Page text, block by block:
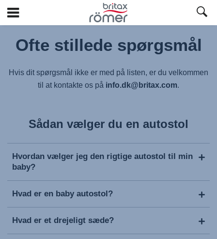
Spring
hovedindhold
Ofte stillede spørgsmål
Hvis dit spørgsmål ikke er med på listen, er du velkommen
til at kontakte os på info.dk@britax.com.
Sådan vælger du en autostol
Hvordan vælger jeg den rigtige autostol til min
baby?
Hvad er en baby autostol?
Hvad er et drejeligt sæde?